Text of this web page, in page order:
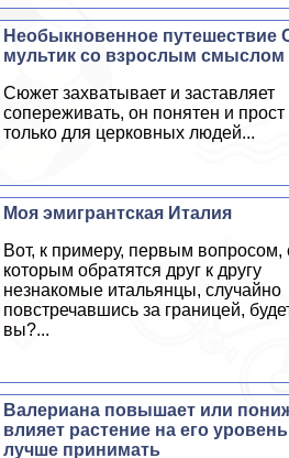
Необыкновенное путешествие
мультик со взрослым смыслом
Сюжет захватывает и заставляет
сопереживать, он понятен и прост
только для церковных людей...
Моя эмигрантская Италия
Вот, к примеру, первым вопросом,
которым обратятся друг к другу
незнакомые итальянцы, случайно
повстречавшись за границей,
вы?...
Валериана повышает или
влияет растение на его
лучше принимать